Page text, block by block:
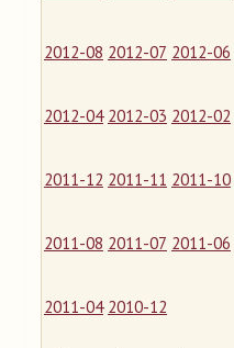
2012-08 2012-07 2012-06
2012-04 2012-03 2012-02
2011-12 2011-11 2011-10
2011-08 2011-07 2011-06
2011-04 2010-12